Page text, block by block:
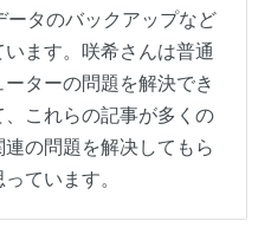
ータのバックアップなど
ます。咲希さんは普通
ターの問題を解決でき
これらの記事が多くの
の問題を解决してもら
ています。